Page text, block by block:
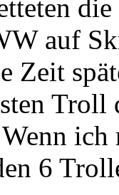
auf
Zeit
6